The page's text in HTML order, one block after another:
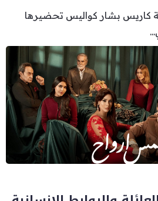
كاريس بشار كواليس تحضيرها